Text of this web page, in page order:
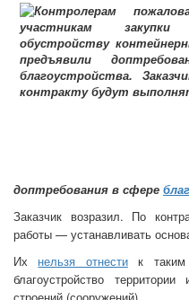
доптребования в сфере
Заказчик возразил. По
работы — устанавливать
Их нельзя отнестик таким
благоустройство